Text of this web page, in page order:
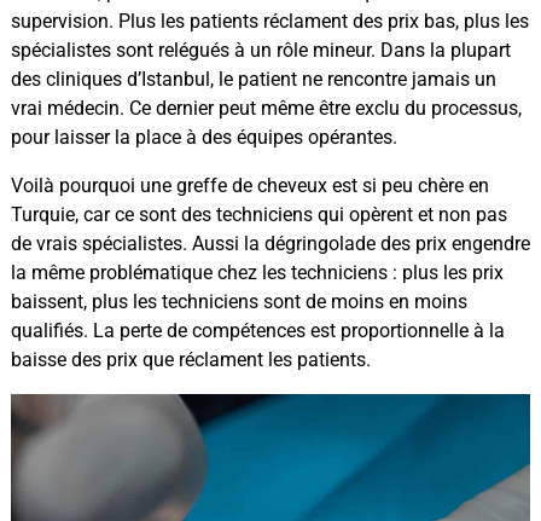
supervision. Plus les patients réclament des prix bas, plus les
spécialistes sont relégués à un rôle mineur. Dans la plupart
des cliniques d’Istanbul, le patient ne rencontre jamais un
vrai médecin. Ce dernier peut même être exclu du processus,
pour laisser la place à des équipes opérantes.
Voilà pourquoi une greffe de cheveux est si peu chère en
Turquie, car ce sont des techniciens qui opèrent et non pas
de vrais spécialistes. Aussi la dégringolade des prix engendre
la même problématique chez les techniciens : plus les prix
baissent, plus les techniciens sont de moins en moins
qualifiés. La perte de compétences est proportionnelle à la
baisse des prix que réclament les patients.